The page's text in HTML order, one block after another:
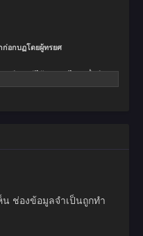
ก่อกบฏโดยผู้ทรยศ
….
น ช่องข้อมูลจำเป็นถูกทำ